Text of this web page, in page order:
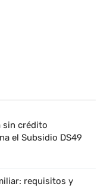
sin crédito
el Subsidio DS49
requisitos y